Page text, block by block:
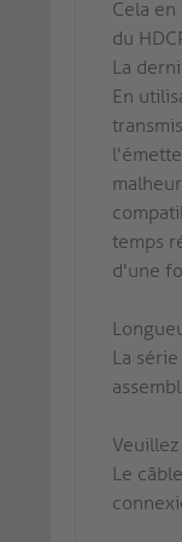
Cela
du
La
En
temps
d'une
La
Le